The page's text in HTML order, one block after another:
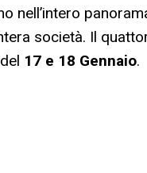
nell’intero
società. Il
17 e 18 Gennaio.